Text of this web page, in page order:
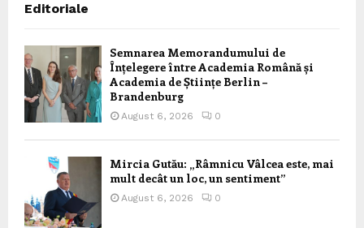
Editoriale
Semnarea Memorandumului de
Înțelegere între Academia Română și
Academia de Științe Berlin –
Brandenburg
August 6, 2026 0
Mircia Gutău: „Râmnicu Vâlcea este, mai
mult decât un loc, un sentiment”
August 6, 2026 0